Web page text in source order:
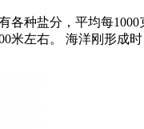
各种盐分，平均每
米左右。 海洋刚形成